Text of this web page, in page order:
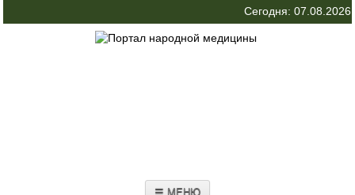
Сегодня: 07.08.2026
☰ МЕНЮ